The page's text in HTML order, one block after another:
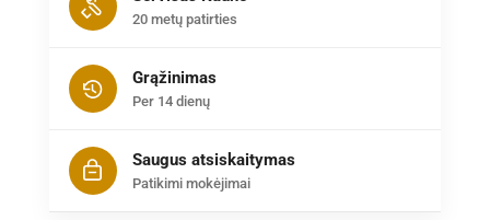
20 metų patirties
Grąžinimas
Per 14 dienų
Saugus atsiskaitymas
Patikimi mokėjimai